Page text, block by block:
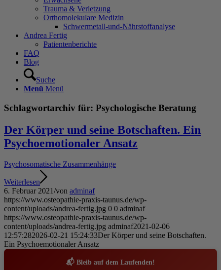
Trauma & Verletzung
Orthomolekulare Medizin
Schwermetall-und-Nährstoffanalyse
Andrea Fertig
Patientenberichte
FAQ
Blog
Suche
Menü Menü
Schlagwortarchiv für: Psychologische Beratung
Der Körper und seine Botschaften. Ein
Psychoemotionaler Ansatz
Psychosomatische Zusammenhänge
Weiterlesen
6. Februar 2021/von adminaf
https://www.osteopathie-praxis-taunus.de/wp-
content/uploads/andrea-fertig.jpg 0 0 adminaf
https://www.osteopathie-praxis-taunus.de/wp-
content/uploads/andrea-fertig.jpg adminaf2021-02-06
12:57:282026-02-21 15:24:33Der Körper und seine Botschaften.
Ein Psychoemotionaler Ansatz
📬 Bleib auf dem Laufenden!